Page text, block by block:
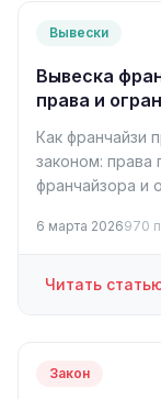
Вывески
Вывеска
права и
Как франчайзи
законом: права
франчайзора и
6 марта 2026970
Читать
Закон